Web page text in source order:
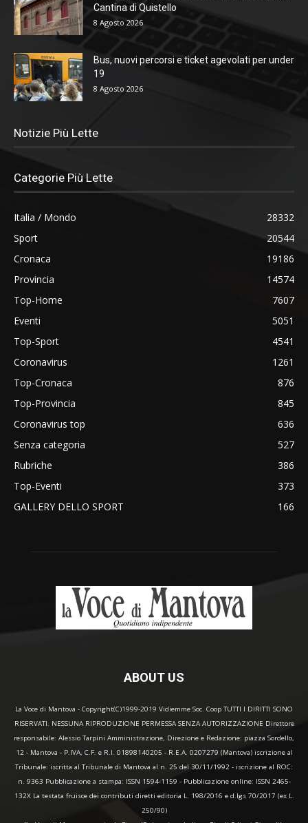
Cantina di Quistello
8 Agosto 2026
Bus, nuovi percorsi e ticket agevolati per under
19
8 Agosto 2026
Notizie Più Lette
Categorie Più Lette
Italia / Mondo
28332
Sport
20544
Cronaca
19186
Provincia
14574
Top-Home
7607
Eventi
5051
Top-Sport
4541
Coronavirus
1261
Top-Cronaca
876
Top-Provincia
845
Coronavirus top
636
Senza categoria
527
Rubriche
386
Top-Eventi
373
GALLERY DELLO SPORT
166
ABOUT US
La Voce di Mantova - Copyright(C)1999-2019 Vidiemme Soc. Coop TUTTI I DIRITTI SONO
RISERVATI. NESSUNA RIPRODUZIONE PERMESSA SENZA AUTORIZZAZIONE Direttore
responsabile: Alessio Tarpini Amministrazione, Direzione e Redazione: piazza Sordello,
12 - Mantova - P.IVA, C.F. e R.I. 01898140205 - R.E.A. 0207279 (Mantova) iscrizione al
Tribunale: iscritta al Tribunale di Mantova al n. 25 del 30/11/1992 - iscrizione al ROC:
n. 9363 Pubblicazione a stampa: ISSN 1594-1159 - Pubblicazione online: ISSN 2465-
132X La testata fruisce dei contributi diretti editoria L. 198/2016 e d.lgs 70/2017 (ex L.
250/90)